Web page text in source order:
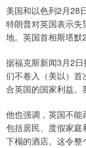
美国和以色列2月28
特朗普对英国表示
地。英国首相斯塔默
据福克斯新闻3月2
们不卷入（美以）
合英国的国家利益。
他也强调，英国不能
包括居民、度假家庭
下榻的酒店。这令整